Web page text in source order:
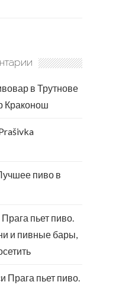
в Трутнове
Краконош
пиво в
Прага пьет пиво.
и пивные бары,
Прага пьет пиво.